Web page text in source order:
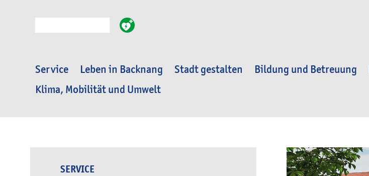
Service Leben in Backnang Stadt gestalten Bildung und Betreuung
Klima, Mobilität und Umwelt
SERVICE